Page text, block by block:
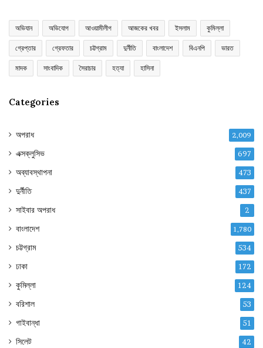
অভিযান অভিযোগ আওয়ামীলীগ আজকের খবর ইসলাম কুমিল্লা
গ্রেপ্তার গ্রেফতার চট্টগ্রাম দুর্নীতি বাংলাদেশ বিএনপি ভারত
মাদক সাংবাদিক সৈরাচার হত্যা হাসিনা
Categories
অপরাধ 2,009
এক্সক্লুসিভ 697
অব্যাবস্থাপনা 473
দুর্নীতি 437
সাইবার অপরাধ 2
বাংলাদেশ 1,780
চট্টগ্রাম 534
ঢাকা 172
কুমিল্লা 124
বরিশাল 53
গাইবান্ধা 51
সিলেট 42